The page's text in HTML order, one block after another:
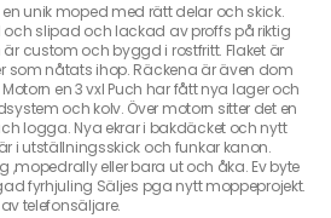
unik moped med rätt delar och skick.
slipad och lackad av proffs på riktig
custom och byggd i rostfritt. Flaket är
som nåtats ihop. Räckena är även dom
en 3 vxl Puch har fått nya lager och
och kolv. Över motorn sitter det en
logga. Nya ekrar i bakdäcket och nytt
i utställningsskick och funkar kanon.
,mopedrally eller bara ut och åka. Ev byte
fyrhjuling Säljes pga nytt moppeprojekt.
telefonsäljare.